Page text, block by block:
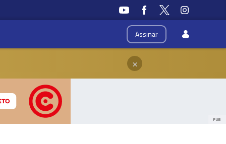
Assinar
×
PUB